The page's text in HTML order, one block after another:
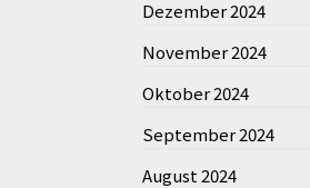
Dezember 2024
November 2024
Oktober 2024
September 2024
August 2024